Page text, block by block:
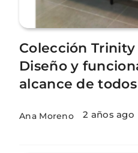
Colección
Diseño y
alcance de todos
Ana Moreno 2 años ago